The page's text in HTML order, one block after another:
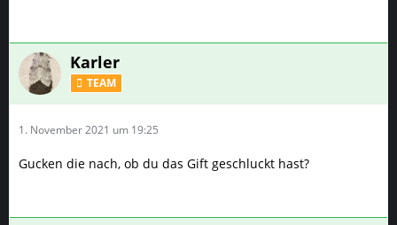
Karler
TEAM
1. November 2021 um 19:25
Gucken die nach, ob du das Gift geschluckt hast?